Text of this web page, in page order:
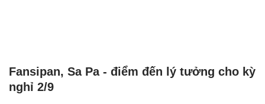
Fansipan, Sa Pa - điểm đến lý tưởng cho kỳ
nghỉ 2/9